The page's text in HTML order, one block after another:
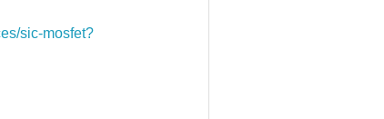
sic-mosfet?